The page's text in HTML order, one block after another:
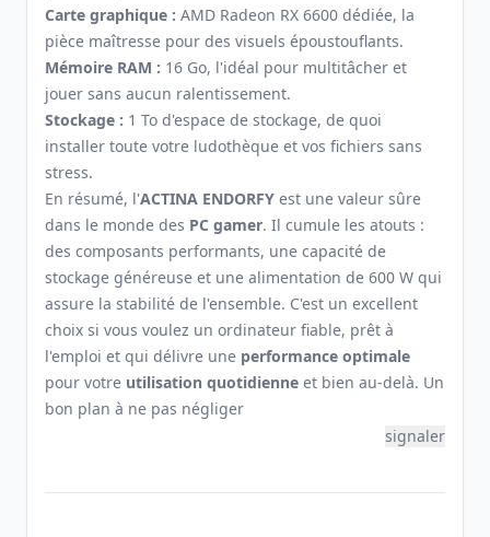
Carte graphique : AMD Radeon RX 6600 dédiée, la
pièce maîtresse pour des visuels époustouflants.
Mémoire RAM : 16 Go, l'idéal pour multitâcher et
jouer sans aucun ralentissement.
Stockage : 1 To d'espace de stockage, de quoi
installer toute votre ludothèque et vos fichiers sans
stress.
En résumé, l'ACTINA ENDORFY est une valeur sûre
dans le monde des PC gamer. Il cumule les atouts :
des composants performants, une capacité de
stockage généreuse et une alimentation de 600 W qui
assure la stabilité de l'ensemble. C'est un excellent
choix si vous voulez un ordinateur fiable, prêt à
l'emploi et qui délivre une performance optimale
pour votre utilisation quotidienne et bien au-delà. Un
bon plan à ne pas négliger
signaler